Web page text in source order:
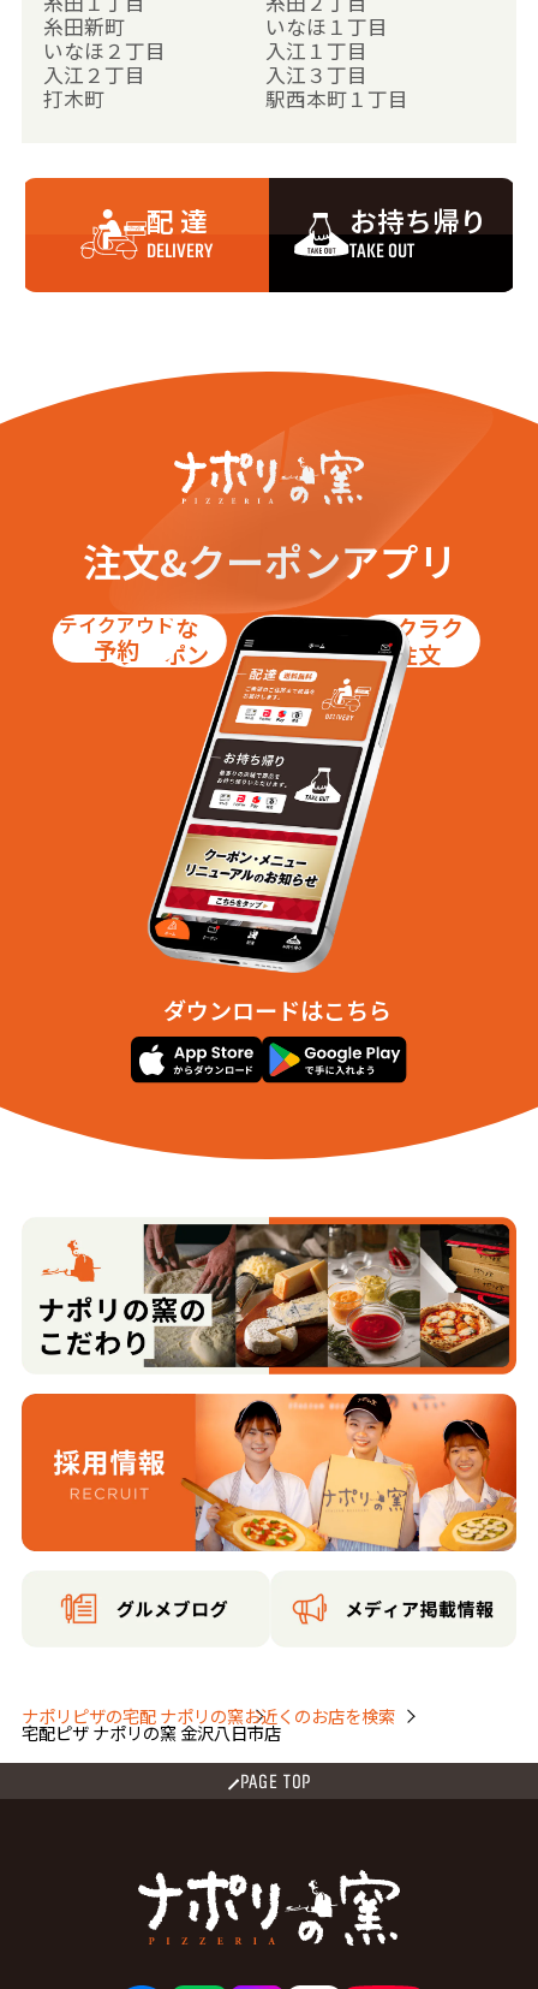
糸田新町
いなほ１丁目
いなほ２丁目
入江１丁目
入江２丁目
入江３丁目
打木町
駅西本町１丁目
押野１丁目
押野２丁目
上荒屋２丁目
上荒屋３丁目
上荒屋４丁目
上荒屋５丁目
上荒屋６丁目
上荒屋７丁目
上荒屋８丁目
神野１丁目
上安原南
神田１丁目
神田２丁目
黒田１丁目
黒田町
古府２丁目
古府町
西念４丁目
示野町
下安原町
白菊町
新神田２丁目
新神田３丁目
新神田４丁目
新神田５丁目
新保本１丁目
新保本２丁目
新保本３丁目
新保本５丁目
専光寺町
高畠２丁目
玉鉾１丁目
玉鉾３丁目
玉鉾５丁目
東力１丁目
東力３丁目
東力町
長田１丁目
中村町
中屋２丁目
西泉２丁目
西泉３丁目
西泉４丁目
西泉５丁目
西泉６丁目
西金沢１丁目
西金沢２丁目
西金沢５丁目
久安１丁目
久安２丁目
広岡２丁目
福増町
二口町
保古１丁目
保古２丁目
保古３丁目
保古町
間明町１丁目
間明町２丁目
増泉１丁目
増泉２丁目
増泉３丁目
増泉４丁目
増泉５丁目
松島１丁目
松島２丁目
松島町
松村
松村１丁目
松村２丁目
松村３丁目
松村４丁目
松村５丁目
松村７丁目
大豆田本町
みどり２丁目
みどり３丁目
南塚町
三馬１丁目
矢木２丁目
矢木３丁目
八日市１丁目
八日市２丁目
八日市３丁目
八日市４丁目
八日市出町
横川１丁目
横川２丁目
横川７丁目
米泉町１丁目
米泉町２丁目
米泉町３丁目
米泉町４丁目
米泉町５丁目
米泉町６丁目
米泉町７丁目
配 達
DELIVERY
お持ち帰り
TAKE OUT
注文&クーポンアプリ
お得な
クーポン
テイクアウト
予約
ラクラク
注文
ダウンロードはこちら
ナポリピザの宅配 ナポリの窯お近くのお店を検索
宅配ピザ ナポリの窯 金沢八日市店
PAGE TOP